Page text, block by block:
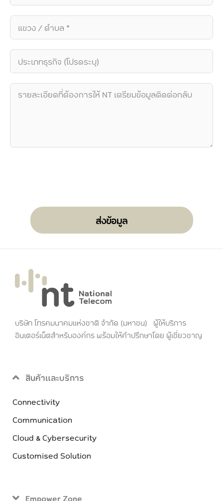
ส่งข้อมูล
บริษัท โทรคมนาคมแห่งชาติ จำกัด (มหาชน) ผู้ให้บริการ
อินเตอร์เน็ตสำหรับองค์กร พร้อมให้คำปรึกษาโดย ผู้เชี่ยวชาญ
สินค้าและบริการ
Connectivity
Communication
Cloud & Cybersecurity
Customised Solution
Empower Zone